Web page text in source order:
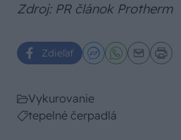
Zdroj: PR článok Protherm
Zdieľať
Vykurovanie
tepelné čerpadlá